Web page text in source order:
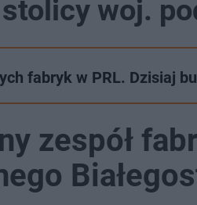
stolicy woj.
fabryk w PRL. Dzisiaj
zespół